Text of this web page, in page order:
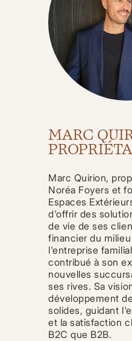
MARC
Marc Quirion,
Noréa Foyers et
Espaces
d'offrir des
de vie de ses
financier du
l'entreprise
contribué à son
nouvelles
ses rives. Sa
développement
solides, guidant
et la satisfaction
B2C que B2B.